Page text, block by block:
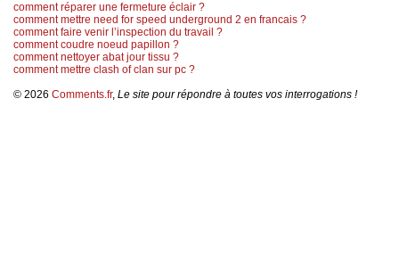
comment réparer une fermeture éclair ?
comment mettre need for speed underground 2 en francais ?
comment faire venir l’inspection du travail ?
comment coudre noeud papillon ?
comment nettoyer abat jour tissu ?
comment mettre clash of clan sur pc ?
© 2026 Comments.fr, Le site pour répondre à toutes vos interrogations !